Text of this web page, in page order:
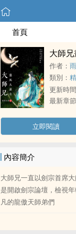
首頁
大師
作者：
類別：
更新時間
最新章節
立即閱讀
內容簡介
大師兄一直以劍宗首席
是開啟劍宗論壇，檢視
凡的龍傲天師弟們